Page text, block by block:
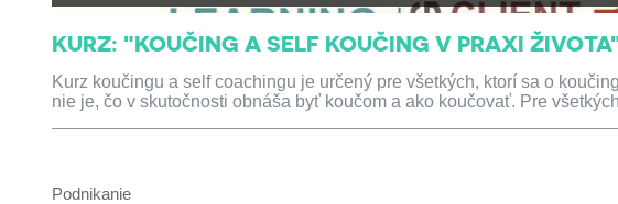
KURZ: "KOUČING A SELF KOUČING V PRAXI
Kurz koučingu a self coachingu je určený pre všetkých, ktorí sa o
nie je, čo v skutočnosti obnáša byť koučom a ako koučovať. Pre
Podnikanie